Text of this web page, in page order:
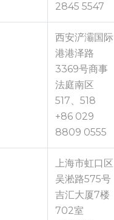
2845 5547
西安浐灞国际
港港泽路
3369号商事
法庭南区
517、518
+86 029
8809 0555
上海市虹口区
吴淞路575号
吉汇大厦7楼
702室